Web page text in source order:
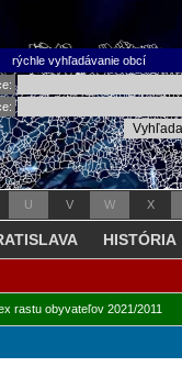
rýchle vyhľadávanie obcí
U V W X
HISTÓRIA
rastu obyvateľov 2021/2011